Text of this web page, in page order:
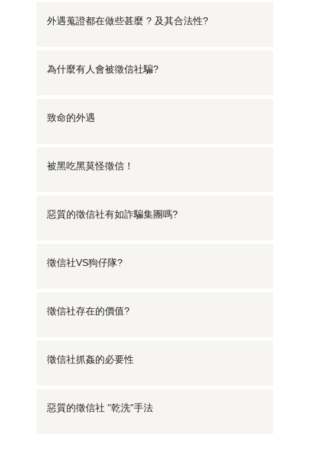
外遇蒐證都在做些甚麼 ? 及其合法性?
為什麼有人會被徵信社騙?
致命的外遇
被黑吃黑莫怪徵信！
惡質的徵信社有如詐騙集團嗎?
徵信社VS狗仔隊?
徵信社存在的價值?
徵信社抓姦的必要性
惡質的徵信社 "乾洗"手法